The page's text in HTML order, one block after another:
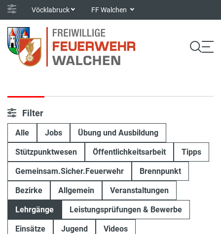
Vöcklabruck FF Walchen
Filter
Alle Jobs Übung und Ausbildung
Stützpunktwesen Öffentlichkeitsarbeit Tipps
Gemeinsam.Sicher.Feuerwehr Brennpunkt
Bezirke Allgemein Veranstaltungen
Lehrgänge Leistungsprüfungen & Bewerbe
Einsätze Jugend Videos